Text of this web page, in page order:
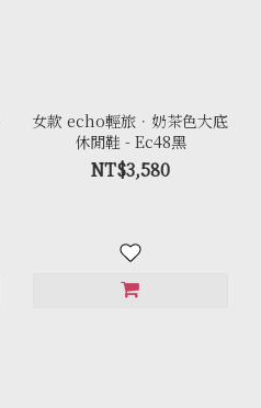
女款 echo輕旅．奶茶色大底
休閒鞋 - Ec48黑
NT$3,580